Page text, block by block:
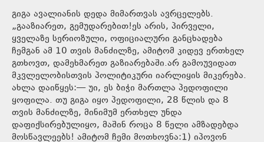
გიგა ავალიანის დედა მიმართვას ავრცელებს.
„გააზიარეთ, გემუდარებით!ეს არის, პირველი,
ყველაზე სერიოზული, ოფიციალური განცხადება
ჩემგან ამ 10 თვის მანძილზე, ამიტომ კიდევ ერთხელ
გთხოვთ, დამეხმარეთ გაზიარებაში.არ გამოუვიდათ
მკვლელობისთვის პოლიტიკური იარლიყის მიკერება.
ახლა დაიწყეს:— უი, ეს ბიჭი მართლა პედოფილი
ყოფილა. თუ გიგა იყო პედოფილი, 28 წლის და 8
თვის მანძილზე, მინიმუმ ერთხელ უნდა
დაფიქსირებულიყო, მაშინ როცა 8 წელი ამზადებდა
მოსწავლეებს! ამიტომ ჩემი მოთხოვნა:1) იპოვონ